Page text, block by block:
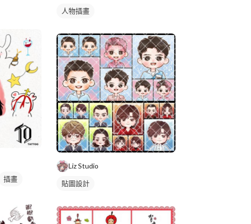
插畫
人物插畫
Liz Studio
貼圖設計